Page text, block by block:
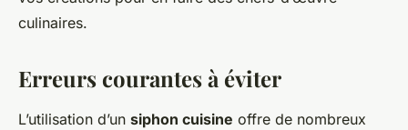
culinaires.
Erreurs courantes à éviter
L’utilisation d’un siphon cuisine offre de nombreux